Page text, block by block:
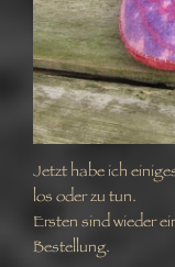
Jetzt habe ich
los oder zu tun.
Ersten sind wieder
Bestellung.